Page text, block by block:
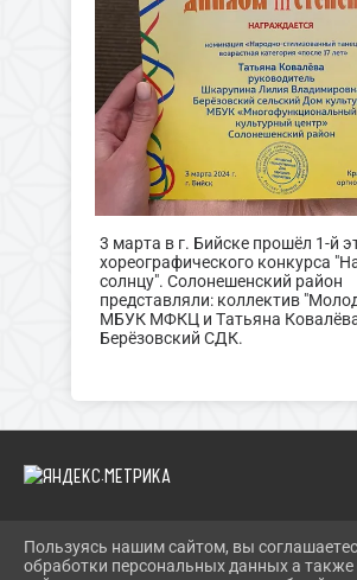
3 марта в г. Бийске прошёл 1-й
хореографического конкурса
солнцу". Солонешенский район
представляли: коллектив
МБУК МФКЦ и Татьяна
Берёзовский СДК.
2026 Г. SOLN-MKC.RU
ВХОД
Пользуясь нашим сайтом, вы
обработки персональных данных а также